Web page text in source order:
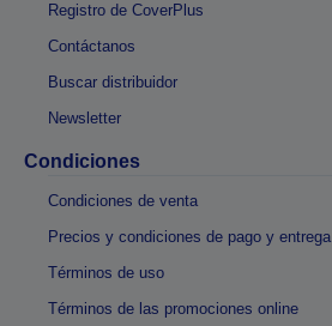
Registro de CoverPlus
Contáctanos
Buscar distribuidor
Newsletter
Condiciones
Condiciones de venta
Precios y condiciones de pago y entrega
Términos de uso
Términos de las promociones online